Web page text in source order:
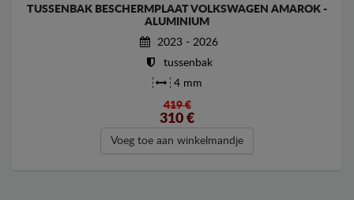
TUSSENBAK BESCHERMPLAAT VOLKSWAGEN AMAROK -
ALUMINIUM
2023 - 2026
tussenbak
4 mm
419 €
310 €
Voeg toe aan winkelmandje